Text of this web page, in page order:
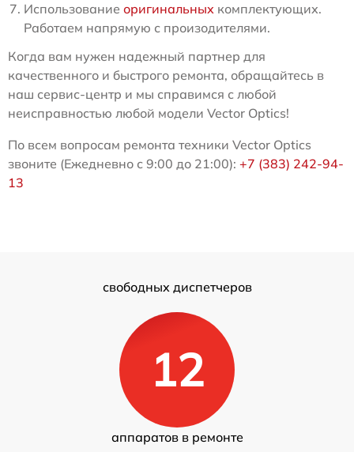
Использование оригинальных комплектующих.
Работаем напрямую с произодителями.
Когда вам нужен надежный партнер для
качественного и быстрого ремонта, обращайтесь в
наш сервис-центр и мы справимся с любой
неисправностью любой модели Vector Optics!
По всем вопросам ремонта техники Vector Optics
звоните (Ежедневно с 9:00 до 21:00): +7 (383) 242-94-
13
свободных диспетчеров
12
аппаратов в ремонте